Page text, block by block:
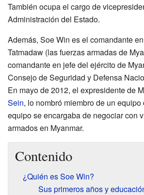
También ocupa el cargo de
Administración del Estado.
Además, Soe Win es el comandante
Tatmadaw (las fuerzas armadas de
comandante en jefe del ejército de
Consejo de Seguridad y Defensa
En mayo de 2012, el expresidente de
Sein, lo nombró miembro de un
equipo se encargaba de negociar con
armados en Myanmar.
Contenido
¿Quién es Soe Win?
Sus primeros años y